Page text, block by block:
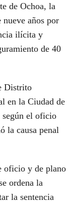
de Ochoa, la
nueve años por
ilícita y
de 40
Distrito
en la Ciudad de
según el oficio
la causa penal
oficio y de plano
ordena la
la sentencia